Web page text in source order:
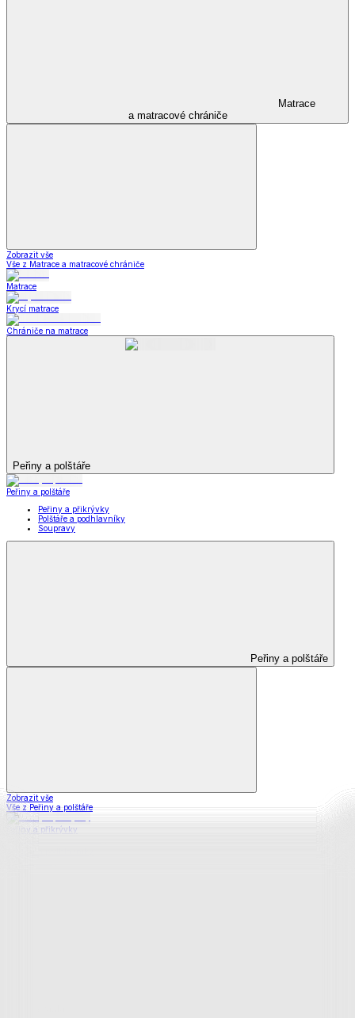
Matrace
a matracové chrániče
Zobrazit vše
Vše z Matrace a matracové chrániče
Matrace
Krycí matrace
Chrániče na matrace
Peřiny a polštáře
Peřiny a polštáře
Peřiny a přikrývky
Polštáře a podhlavníky
Soupravy
Peřiny a polštáře
Zobrazit vše
Vše z Peřiny a polštáře
Peřiny a přikrývky